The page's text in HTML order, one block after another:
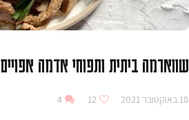
שווארמה ביתית ותפוחי אדמה אפויים
18 באוקטובר 2021 12
4